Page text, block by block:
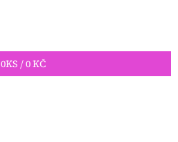
0KS /0 KČ